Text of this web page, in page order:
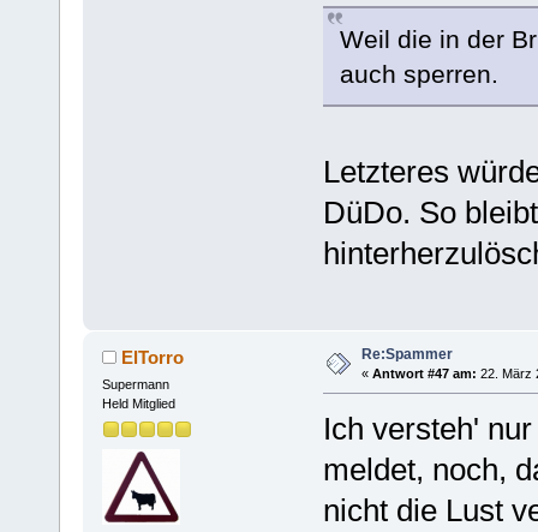
Weil die in der
auch sperren.
Letzteres
DüDo. So
ElTorro
Supermann
Held Mitglied
Re:Spammer
« Antwort #47 am: 22. März
Ich versteh'
meldet, noch,
nicht die Lust